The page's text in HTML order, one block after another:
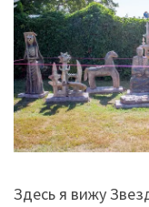
Здесь я вижу